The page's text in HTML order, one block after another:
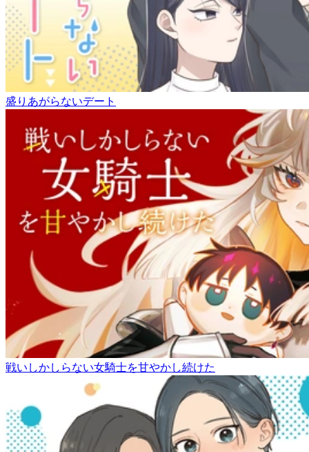
盛りあがらないデート
戦いしかしらない女騎士を甘やかし続けた